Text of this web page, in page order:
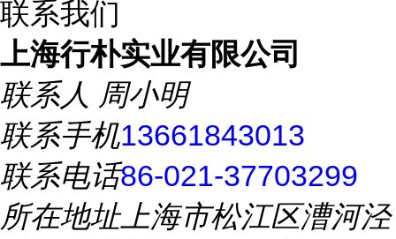
联系我们
上海行朴实业有限公司
联系人 周小明
联系手机13661843013
联系电话86-021-37703299
所在地址上海市松江区漕河泾